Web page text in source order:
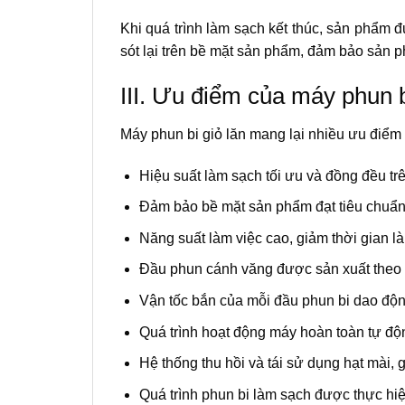
Khi quá trình làm sạch kết thúc, sản phẩm
sót lại trên bề mặt sản phẩm, đảm bảo sản
III. Ưu điểm của máy phun
Máy phun bi giỏ lăn mang lại nhiều ưu
Hiệu suất làm sạch tối ưu và đồng đều
Đảm bảo bề mặt sản phẩm đạt tiêu
Năng suất làm việc cao, giảm thời gian
Đầu phun cánh văng được sản xuất
Vận tốc bắn của mỗi đầu phun bi dao
Quá trình hoạt động máy hoàn toàn tự
Hệ thống thu hồi và tái sử dụng hạt mài,
Quá trình phun bi làm sạch được thực